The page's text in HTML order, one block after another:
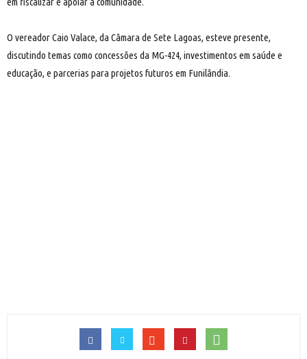
O vereador Caio Valace, da Câmara de Sete Lagoas, esteve presente,
discutindo temas como concessões da MG-424, investimentos em saúde e
educação, e parcerias para projetos futuros em Funilândia.